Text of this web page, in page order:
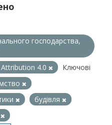
господарства,
4.0
Ключові
будівля